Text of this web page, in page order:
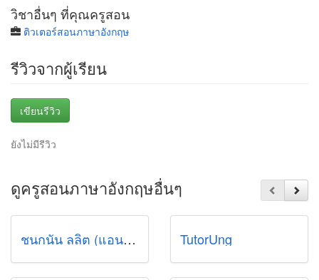
วิชาอื่นๆ ที่คุณครูสอน
ติวเตอร์สอนภาษาอังกฤษ
รีวิวจากผู้เรียน
เขียนรีวิว
ยังไม่มีรีวิว
ดูครูสอนภาษาอังกฤษอื่นๆ
ชนกนัน ลลิต (แอนทท์) TutorUng